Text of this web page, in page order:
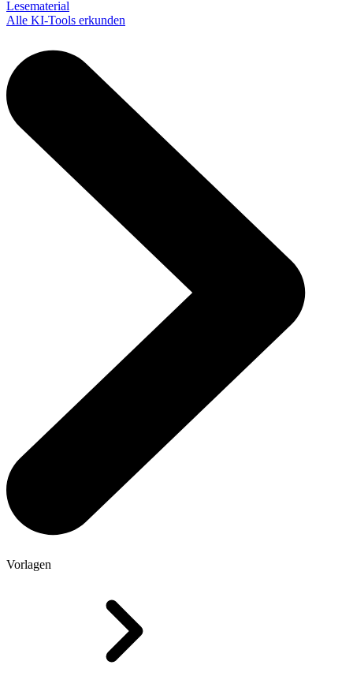
Lesematerial
Alle KI-Tools erkunden
Vorlagen